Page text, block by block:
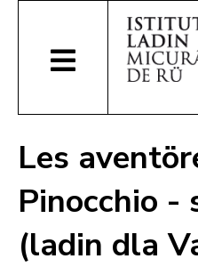
Les
Pinocchio -
(ladin dla